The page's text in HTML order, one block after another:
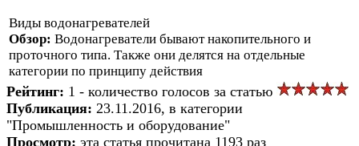
Виды водонагревателей
Обзор: Водонагреватели бывают накопительного и
проточного типа. Также они делятся на отдельные
категории по принципу действия
Рейтинг: 1 - количество голосов за статью
Публикация: 23.11.2016, в категории
"Промышленность и оборудование"
Просмотр: эта статья прочитана 1193 раз